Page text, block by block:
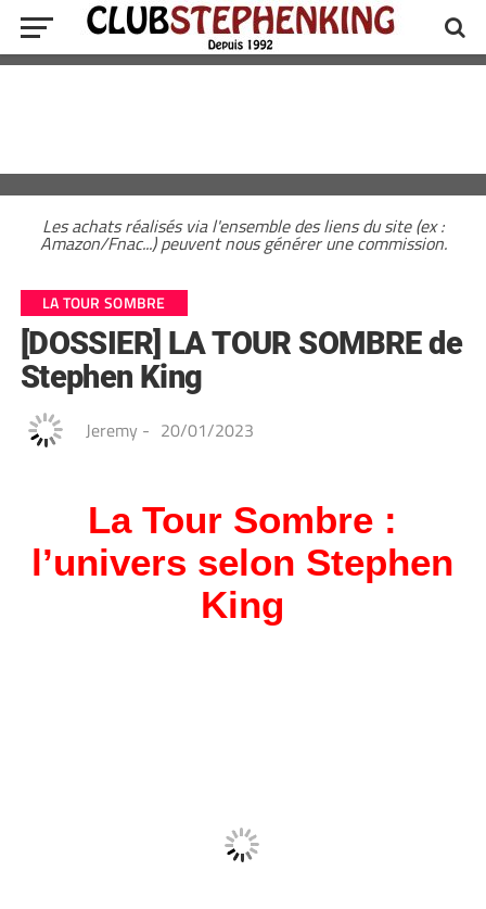
Les achats réalisés via l'ensemble des liens du site (ex :
Amazon/Fnac...) peuvent nous générer une commission.
LA TOUR SOMBRE
[DOSSIER] LA TOUR SOMBRE de
Stephen King
Jeremy - 20/01/2023
La Tour Sombre :
l’univers selon Stephen
King